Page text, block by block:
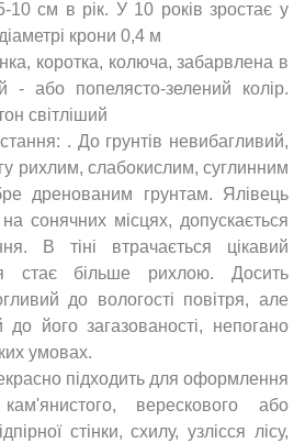
10 см в рік. У 10 років зростає у
крони 0,4 м
коротка, колюча, забарвлена в
- або попелясто-зелений колір.
світліший
. До грунтів невибагливий,
рихлим, слабокислим, суглинним
дренованим грунтам. Ялівець
сонячних місцях, допускається
В тіні втрачається цікавий
стає більше рихлою. Досить
до вологості повітря, але
його загазованості, непогано
умовах.
підходить для оформлення
кам'янистого, верескового або
стінки, схилу, узлісся лісу,